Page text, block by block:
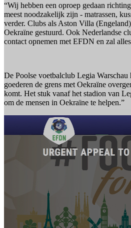
“Wij hebben een oproep gedaan
meest noodzakelijk zijn - matrassen,
verder. Clubs als Aston Villa
Oekraïne gestuurd. Ook Nederlandse
contact opnemen met EFDN en zal
De Poolse voetbalclub Legia
goederen de grens met Oekraïne
komt. Het stuk vanaf het stadion van
om de mensen in Oekraïne te helpen.”